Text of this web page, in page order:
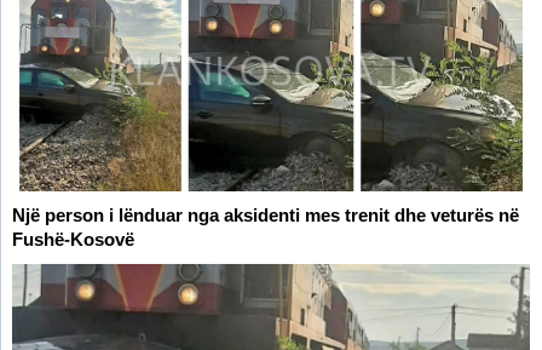
Një person i lënduar nga aksidenti mes trenit dhe veturës në
Fushë-Kosovë